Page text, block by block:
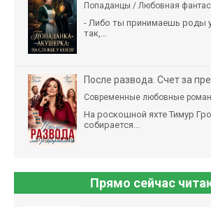
Попаданцы / Любовная
- Либо ты принимаешь роды
так,...
После развода. Счет за
Современные любовные
На роскошной яхте Тимур
собирается...
Прямо сейчас